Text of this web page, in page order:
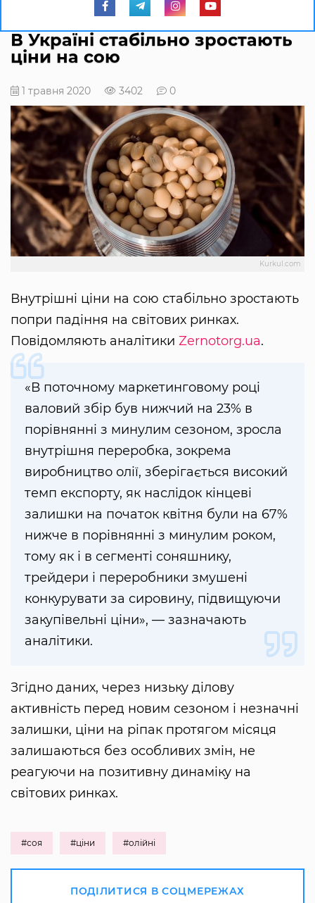
В Україні стабільно зростають
ціни на сою
1 травня 2020 3402 0
Kurkul.com
Внутрішні ціни на сою стабільно зростають
попри падіння на світових ринках.
Повідомляють аналітики Zernotorg.ua.
«В поточному маркетинговому році
валовий збір був нижчий на 23% в
порівнянні з минулим сезоном, зросла
внутрішня переробка, зокрема
виробництво олії, зберігається високий
темп експорту, як наслідок кінцеві
залишки на початок квітня були на 67%
нижче в порівнянні з минулим роком,
тому як і в сегменті соняшнику,
трейдери і переробники змушені
конкурувати за сировину, підвищуючи
закупівельні ціни», — зазначають
аналітики.
Згідно даних, через низьку ділову
активність перед новим сезоном і незначні
залишки, ціни на ріпак протягом місяця
залишаються без особливих змін, не
реагуючи на позитивну динаміку на
світових ринках.
#соя #ціни #олійні
ПОДІЛИТИСЯ В СОЦМЕРЕЖАХ